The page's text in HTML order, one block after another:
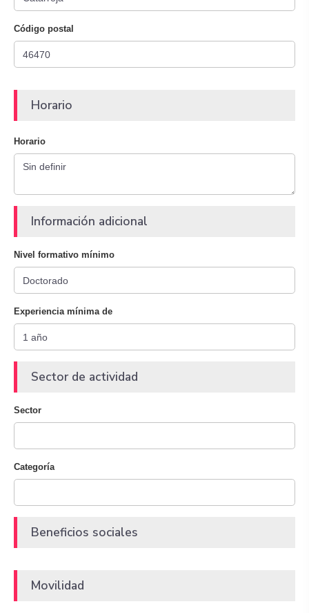
Código postal
Horario
Horario
Información adicional
Nivel formativo mínimo
Experiencia mínima de
Sector de actividad
Sector
Categoría
Beneficios sociales
Movilidad